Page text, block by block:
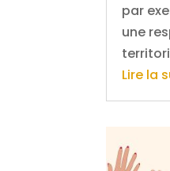
par
une
Lire la